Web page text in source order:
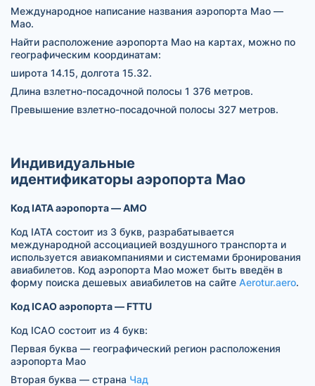
Международное написание названия аэропорта Мао —
Mao.
Найти расположение аэропорта Мао на картах, можно по
географическим координатам:
широта 14.15, долгота 15.32.
Длина взлетно-посадочной полосы 1 376 метров.
Превышение взлетно-посадочной полосы 327 метров.
Индивидуальные
идентификаторы аэропорта Мао
Код IATA аэропорта — AMO
Код IATA состоит из 3 букв, разрабатывается
международной ассоциацией воздушного транспорта и
используется авиакомпаниями и системами бронирования
авиабилетов. Код аэропорта Мао может быть введён в
форму поиска дешевых авиабилетов на сайте Aerotur.aero.
Код ICAO аэропорта — FTTU
Код ICAO состоит из 4 букв:
Первая буква — географический регион расположения
аэропорта Мао
Вторая буква — страна Чад